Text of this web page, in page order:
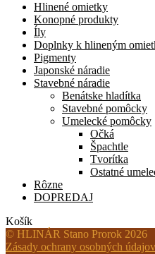
Hlinené omietky
Konopné produkty
Íly
Doplnky k hlineným
Pigmenty
Japonské náradie
Stavebné náradie
Benátske hladítka
Stavebné pomôcky
Umelecké pomôcky
Očká
Špachtle
Tvorítka
Ostatné
Rôzne
DOPREDAJ
Košík
© HLINÁR Stano Prorok 2026
Zásady ochrany osobných údajov